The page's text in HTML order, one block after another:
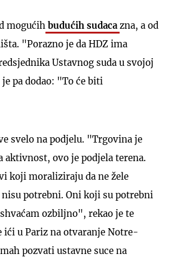
mogućih budućih sudaca zna, a od
"Porazno je da HDZ ima
Ustavnog suda u svojoj
pa dodao: "To će biti
svelo na podjelu. "Trgovina je
aktivnost, ovo je podjela terena.
koji moraliziraju da ne žele
potrebni. Oni koji su potrebni
ozbiljno", rekao je te
ići u Pariz na otvaranje Notre-
pozvati ustavne suce na